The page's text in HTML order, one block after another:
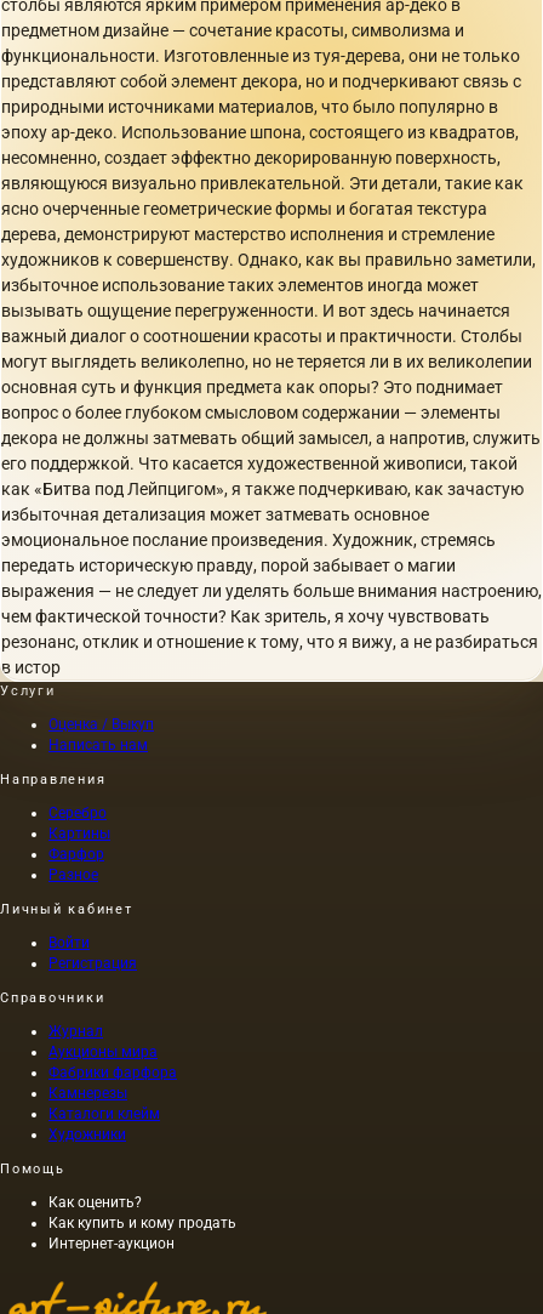
столбы являются ярким примером применения ар-деко в
предметном дизайне — сочетание красоты, символизма и
функциональности. Изготовленные из туя-дерева, они не только
представляют собой элемент декора, но и подчеркивают связь с
природными источниками материалов, что было популярно в
эпоху ар-деко. Использование шпона, состоящего из квадратов,
несомненно, создает эффектно декорированную поверхность,
являющуюся визуально привлекательной. Эти детали, такие как
ясно очерченные геометрические формы и богатая текстура
дерева, демонстрируют мастерство исполнения и стремление
художников к совершенству. Однако, как вы правильно заметили,
избыточное использование таких элементов иногда может
вызывать ощущение перегруженности. И вот здесь начинается
важный диалог о соотношении красоты и практичности. Столбы
могут выглядеть великолепно, но не теряется ли в их великолепии
основная суть и функция предмета как опоры? Это поднимает
вопрос о более глубоком смысловом содержании — элементы
декора не должны затмевать общий замысел, а напротив, служить
его поддержкой. Что касается художественной живописи, такой
как «Битва под Лейпцигом», я также подчеркиваю, как зачастую
избыточная детализация может затмевать основное
эмоциональное послание произведения. Художник, стремясь
передать историческую правду, порой забывает о магии
выражения — не следует ли уделять больше внимания настроению,
чем фактической точности? Как зритель, я хочу чувствовать
резонанс, отклик и отношение к тому, что я вижу, а не разбираться
в истор
Услуги
Оценка / Выкуп
Написать нам
Направления
Серебро
Картины
Фарфор
Разное
Личный кабинет
Войти
Регистрация
Справочники
Журнал
Аукционы мира
Фабрики фарфора
Камнерезы
Каталоги клейм
Художники
Помощь
Как оценить?
Как купить и кому продать
Интернет-аукцион